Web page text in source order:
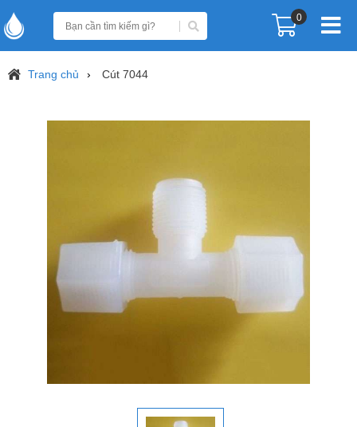
0
Trang chủ Cút 7044